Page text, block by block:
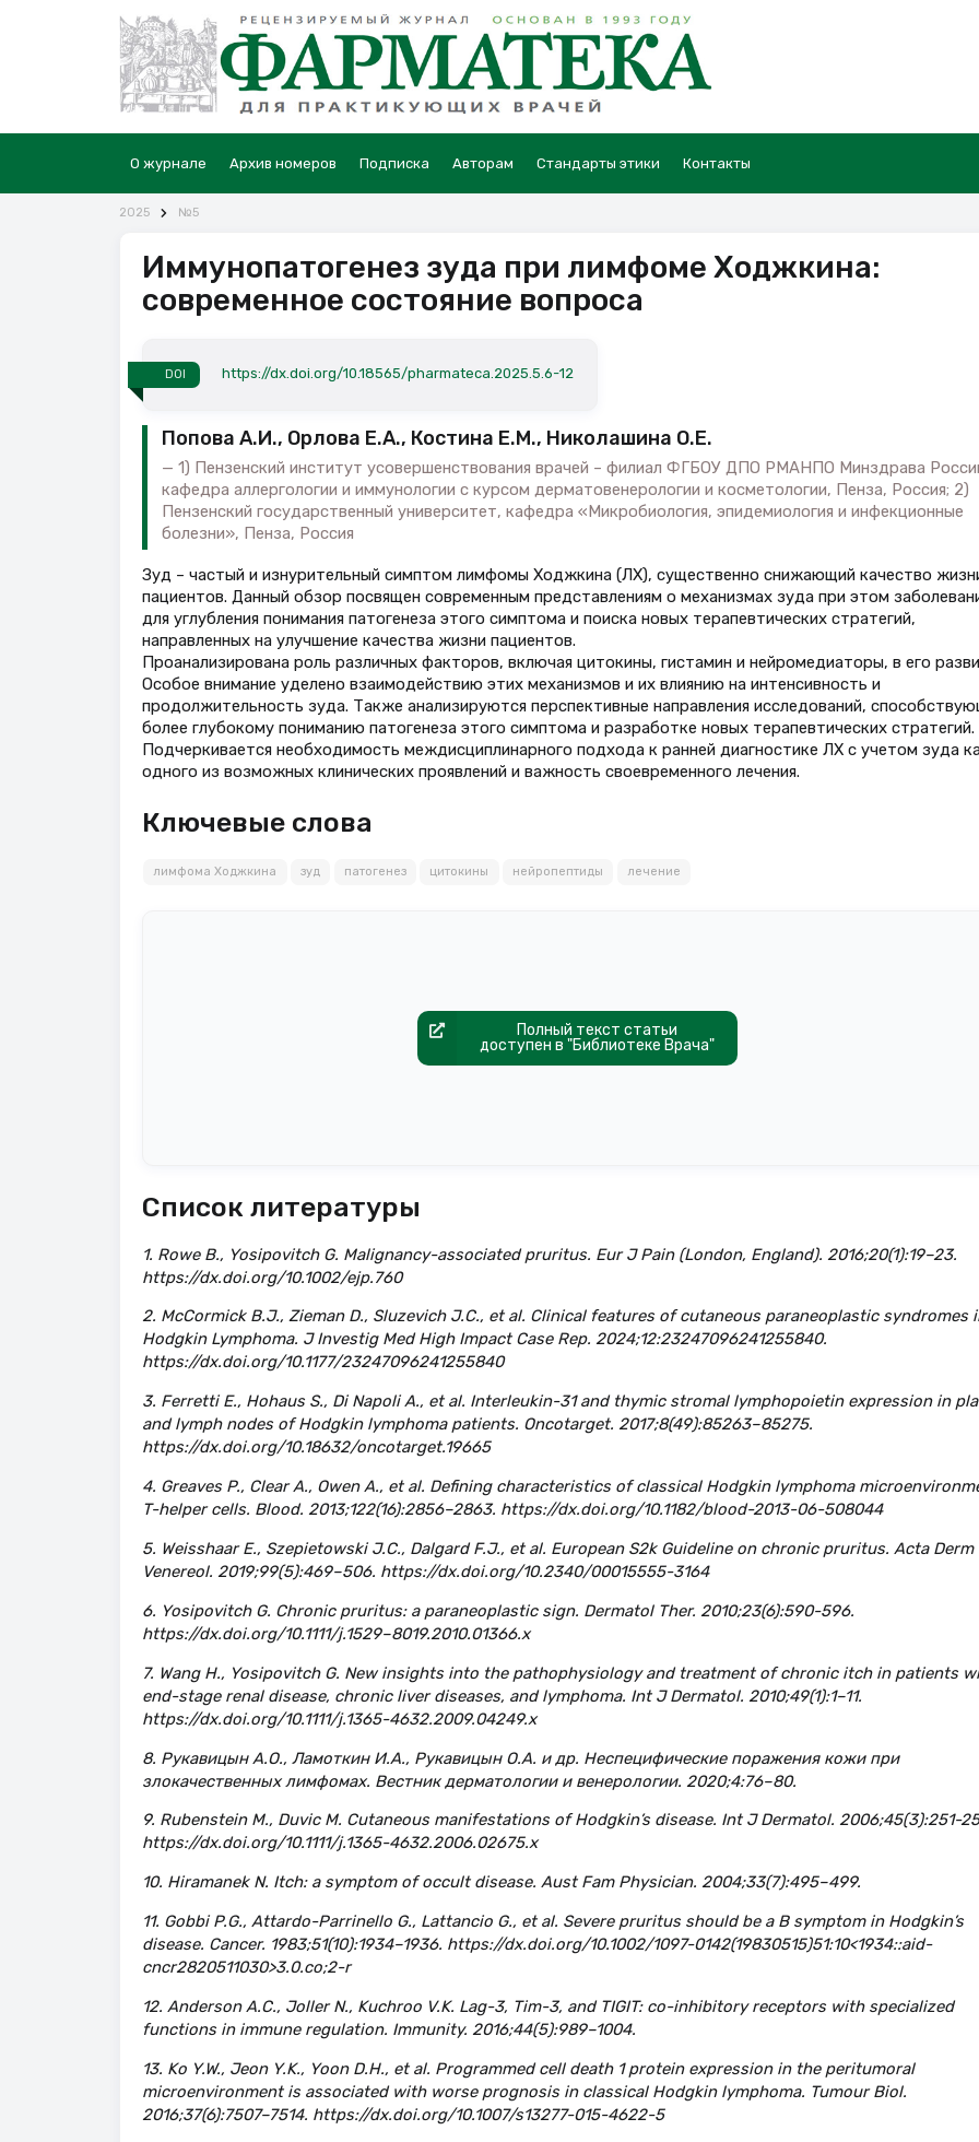
О журнале Архив номеров Подписка Авторам Стандарты этики Контакты
2025 №5
Иммунопатогенез зуда при лимфоме Ходжкина:
современное состояние вопроса
DOI https://dx.doi.org/10.18565/pharmateca.2025.5.6-12
Попова А.И., Орлова Е.А., Костина Е.М., Николашина О.Е.
1) Пензенский институт усовершенствования врачей – филиал ФГБОУ ДПО РМАНПО Минздрава
кафедра аллергологии и иммунологии с курсом дерматовенерологии и косметологии, Пенза, Россия; 2)
Пензенский государственный университет, кафедра «Микробиология, эпидемиология и инфекционные
болезни», Пенза, Россия
Зуд – частый и изнурительный симптом лимфомы Ходжкина (ЛХ), существенно снижающий качество
пациентов. Данный обзор посвящен современным представлениям о механизмах зуда при этом
для углубления понимания патогенеза этого симптома и поиска новых терапевтических стратегий,
направленных на улучшение качества жизни пациентов.
Проанализирована роль различных факторов, включая цитокины, гистамин и нейромедиаторы, в его
Особое внимание уделено взаимодействию этих механизмов и их влиянию на интенсивность и
продолжительность зуда. Также анализируются перспективные направления исследований,
более глубокому пониманию патогенеза этого симптома и разработке новых терапевтических стратегий.
Подчеркивается необходимость междисциплинарного подхода к ранней диагностике ЛХ с учетом зуда
одного из возможных клинических проявлений и важность своевременного лечения.
Ключевые слова
лимфома Ходжкина зуд патогенез цитокины нейропептиды лечение
Полный текст статьи
доступен в "Библиотеке Врача"
Список литературы
1. Rowe B., Yosipovitch G. Malignancy-associated pruritus. Eur J Pain (London, England). 2016;20(1):19–23.
https://dx.doi.org/10.1002/ejp.760
2. McCormick B.J., Zieman D., Sluzevich J.C., et al. Clinical features of cutaneous paraneoplastic syndromes
Hodgkin Lymphoma. J Investig Med High Impact Case Rep. 2024;12:23247096241255840.
https://dx.doi.org/10.1177/23247096241255840
3. Ferretti E., Hohaus S., Di Napoli A., et al. Interleukin-31 and thymic stromal lymphopoietin expression in
and lymph nodes of Hodgkin lymphoma patients. Oncotarget. 2017;8(49):85263–85275.
https://dx.doi.org/10.18632/oncotarget.19665
4. Greaves P., Clear A., Owen A., et al. Defining characteristics of classical Hodgkin lymphoma
T-helper cells. Blood. 2013;122(16):2856–2863. https://dx.doi.org/10.1182/blood-2013-06-508044
5. Weisshaar E., Szepietowski J.C., Dalgard F.J., et al. European S2k Guideline on chronic pruritus. Acta Derm
Venereol. 2019;99(5):469–506. https://dx.doi.org/10.2340/00015555-3164
6. Yosipovitch G. Chronic pruritus: a paraneoplastic sign. Dermatol Ther. 2010;23(6):590-596.
https://dx.doi.org/10.1111/j.1529–8019.2010.01366.x
7. Wang H., Yosipovitch G. New insights into the pathophysiology and treatment of chronic itch in patients
end-stage renal disease, chronic liver diseases, and lymphoma. Int J Dermatol. 2010;49(1):1–11.
https://dx.doi.org/10.1111/j.1365-4632.2009.04249.x
8. Рукавицын А.О., Ламоткин И.А., Рукавицын О.А. и др. Неспецифические поражения кожи при
злокачественных лимфомах. Вестник дерматологии и венерологии. 2020;4:76–80.
9. Rubenstein M., Duvic M. Cutaneous manifestations of Hodgkin’s disease. Int J Dermatol. 2006;45(3):251-
https://dx.doi.org/10.1111/j.1365-4632.2006.02675.x
10. Hiramanek N. Itch: a symptom of occult disease. Aust Fam Physician. 2004;33(7):495–499.
11. Gobbi P.G., Attardo-Parrinello G., Lattancio G., et al. Severe pruritus should be a B symptom in Hodgkin’s
disease. Cancer. 1983;51(10):1934–1936. https://dx.doi.org/10.1002/1097-0142(19830515)51:10<1934::aid-
cncr2820511030>3.0.co;2-r
12. Anderson A.C., Joller N., Kuchroo V.K. Lag-3, Tim-3, and TIGIT: co-inhibitory receptors with specialized
functions in immune regulation. Immunity. 2016;44(5):989–1004.
13. Ko Y.W., Jeon Y.K., Yoon D.H., et al. Programmed cell death 1 protein expression in the peritumoral
microenvironment is associated with worse prognosis in classical Hodgkin lymphoma. Tumour Biol.
2016;37(6):7507–7514. https://dx.doi.org/10.1007/s13277-015-4622-5